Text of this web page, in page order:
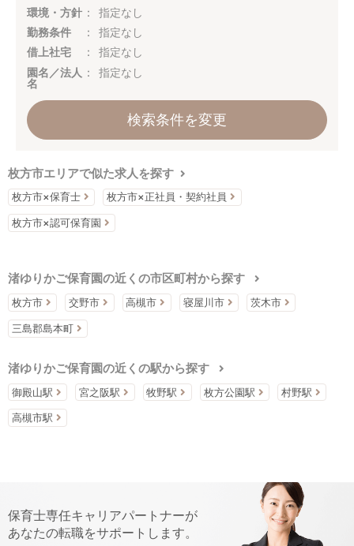
環境・方針
指定なし
勤務条件
指定なし
借上社宅
指定なし
園名／法人
名
指定なし
検索条件を変更
枚方市エリアで似た求人を探す
枚方市×保育士 枚方市×正社員・契約社員
枚方市×認可保育園
渚ゆりかご保育園の近くの市区町村から探す
枚方市 交野市 高槻市 寝屋川市 茨木市
三島郡島本町
渚ゆりかご保育園の近くの駅から探す
御殿山駅 宮之阪駅 牧野駅 枚方公園駅 村野駅
高槻市駅
保育士専任キャリアパートナーが
あなたの転職をサポートします。